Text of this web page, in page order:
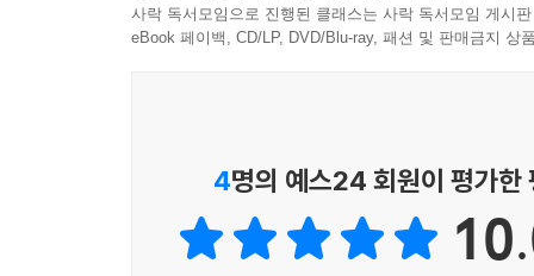
아니어도 우연히 똑같은 단어가 나올 수도 있긴
를 들어 한 암호문에서 같은 단어 주기의 길이가
지를 암호화한다. 받는 사람은 자신이 가지고 있
한다. 보내는 사람은 받는 사람의 공개키를 이용
사락 독서모임으로 진행된 클래스는 사락 독서모임 게시
eBook 페이백, CD/LP, DVD/Blu-ray, 패션 및 판매금지 상
4명의 예스24 회원이 평가한